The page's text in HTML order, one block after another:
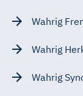
Wahrig
Wahrig
Wahrig